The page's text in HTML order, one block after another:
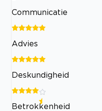
Communicatie
Advies
Deskundigheid
Betrokkenheid